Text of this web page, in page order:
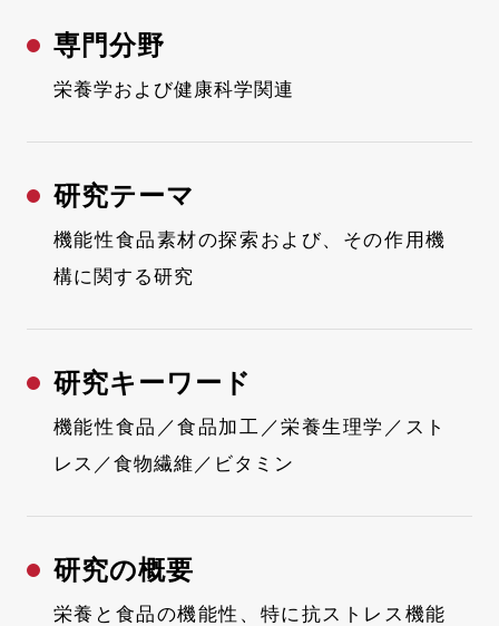
専門分野
栄養学および健康科学関連
研究テーマ
機能性食品素材の探索および、その作用機
構に関する研究
研究キーワード
機能性食品／食品加工／栄養生理学／スト
レス／食物繊維／ビタミン
研究の概要
栄養と食品の機能性、特に抗ストレス機能